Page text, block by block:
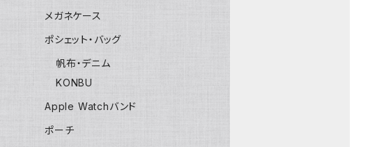
メガネケース
ポシェット・バッグ
帆布・デニム
KONBU
Apple Watchバンド
ポーチ